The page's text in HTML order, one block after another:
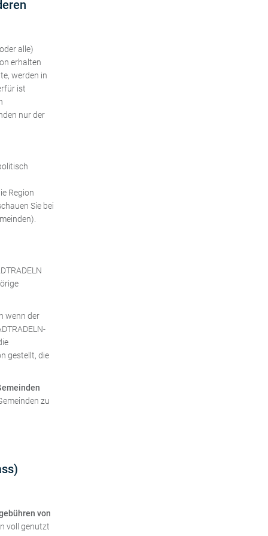
alle)
erhalten
werden in
ist
nur der
Region
Sie bei
wenn der
gestellt, die
zu
von
voll genutzt